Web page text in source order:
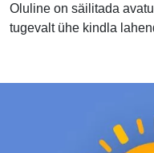
Oluline on säilitada
tugevalt ühe kindla